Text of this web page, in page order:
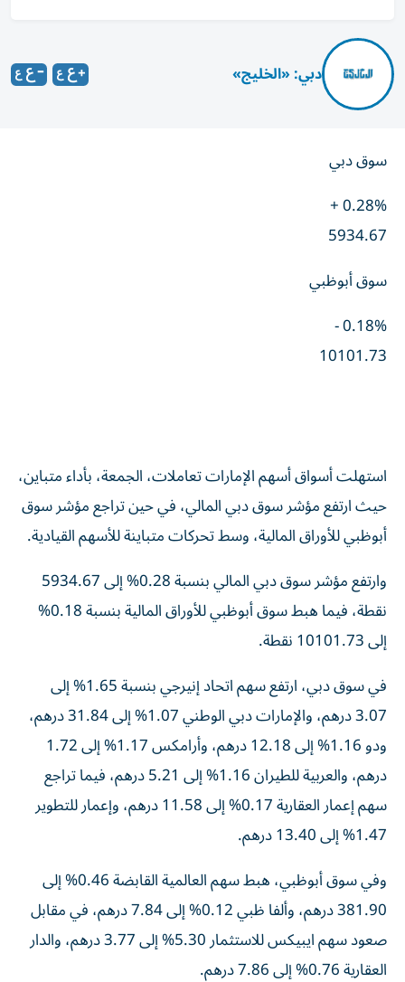
دبي: «الخليج»
سوق دبي
0.28% +
5934.67
سوق أبوظبي
0.18% -
10101.73
استهلت أسواق أسهم الإمارات تعاملات، الجمعة، بأداء متباين،
حيث ارتفع مؤشر سوق دبي المالي، في حين تراجع مؤشر سوق
أبوظبي للأوراق المالية، وسط تحركات متباينة للأسهم القيادية.
وارتفع مؤشر سوق دبي المالي بنسبة 0.28% إلى 5934.67
نقطة، فيما هبط سوق أبوظبي للأوراق المالية بنسبة 0.18%
إلى 10101.73 نقطة.
في سوق دبي، ارتفع سهم اتحاد إنيرجي بنسبة 1.65% إلى
3.07 درهم، والإمارات دبي الوطني 1.07% إلى 31.84 درهم،
ودو 1.16% إلى 12.18 درهم، وأرامكس 1.17% إلى 1.72
درهم، والعربية للطيران 1.16% إلى 5.21 درهم، فيما تراجع
سهم إعمار العقارية 0.17% إلى 11.58 درهم، وإعمار للتطوير
1.47% إلى 13.40 درهم.
وفي سوق أبوظبي، هبط سهم العالمية القابضة 0.46% إلى
381.90 درهم، وألفا ظبي 0.12% إلى 7.84 درهم، في مقابل
صعود سهم ايبيكس للاستثمار 5.30% إلى 3.77 درهم، والدار
العقارية 0.76% إلى 7.86 درهم.